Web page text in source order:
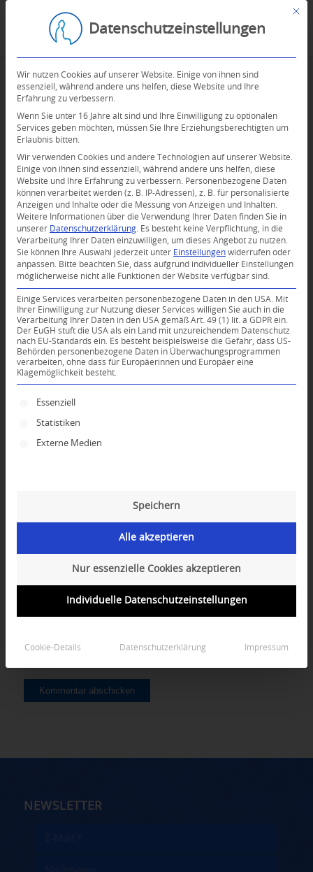
0
KOMMENTARE
Dein Kommentar
An Diskussion beteiligen?
Hinterlassen Sie uns Ihren Kommentar!
NEWSLETTER
Mit
Datenschutzeinstellungen
Wir nutzen Cookies auf unserer Website. Einige von ihnen sind
essenziell, während andere uns helfen, diese Website und Ihre
Erfahrung zu verbessern.
Wenn Sie unter 16 Jahre alt sind und Ihre Einwilligung zu optionalen
Services geben möchten, müssen Sie Ihre Erziehungsberechtigten um
Erlaubnis bitten.
Wir verwenden Cookies und andere Technologien auf unserer Website.
Einige von ihnen sind essenziell, während andere uns helfen, diese
Website und Ihre Erfahrung zu verbessern.
Personenbezogene Daten
können verarbeitet werden (z. B. IP-Adressen), z. B. für personalisierte
Anzeigen und Inhalte oder die Messung von Anzeigen und Inhalten.
Weitere Informationen über die Verwendung Ihrer Daten finden Sie in
unserer Datenschutzerklärung
Es besteht keine Verpflichtung, in die
Verarbeitung Ihrer Daten einzuwilligen, um dieses Angebot zu nutzen.
Sie können Ihre Auswahl jederzeit unter Einstellungen widerrufen oder
anpassen.
Bitte beachten Sie, dass aufgrund individueller Einstellungen
möglicherweise nicht alle Funktionen der Website verfügbar sind.
Einige Services verarbeiten personenbezogene Daten in den USA. Mit
Ihrer Einwilligung zur Nutzung dieser Services willigen Sie auch in die
Verarbeitung Ihrer Daten in den USA gemäß Art. 49 (1) lit. a GDPR ein.
Der EuGH stuft die USA als ein Land mit unzureichendem Datenschutz
nach EU-Standards ein. Es besteht beispielsweise die Gefahr, dass US-
Behörden personenbezogene Daten in Überwachungsprogrammen
verarbeiten, ohne dass für Europäerinnen und Europäer eine
Klagemöglichkeit besteht.
Es folgt eine Liste der Service-Gruppen, für die
Essenziell
Statistiken
Externe Medien
Speichern
Alle akzeptieren
Nur essenzielle Cookies akzeptieren
Individuelle Datenschutzeinstellungen
Cookie-Details Datenschutzerklärung Impressum